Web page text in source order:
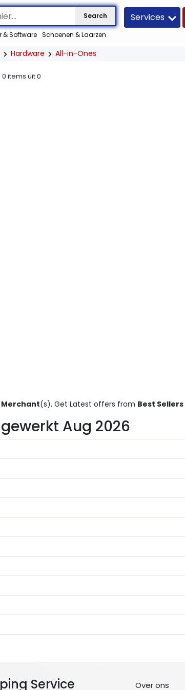
Search
& Software Schoenen & Laarzen
Services
Hardware All-in-Ones
0 items uit0
Merchant(s). Get Latest offers from Best Sellers
Aug 2026
Service Over ons